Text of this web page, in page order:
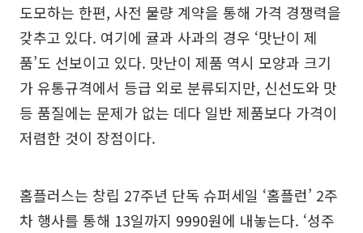
도모하는 한편, 사전 물량 계약을 통해 가격 경쟁력을
갖추고 있다. 여기에 귤과 사과의 경우 ‘맛난이 제
품’도 선보이고 있다. 맛난이 제품 역시 모양과 크기
가 유통규격에서 등급 외로 분류되지만, 신선도와 맛
등 품질에는 문제가 없는 데다 일반 제품보다 가격이
저렴한 것이 장점이다.
홈플러스는 창립 27주년 단독 슈퍼세일 ‘홈플런’ 2주
차 행사를 통해 13일까지 9990원에 내놓는다. ‘성주